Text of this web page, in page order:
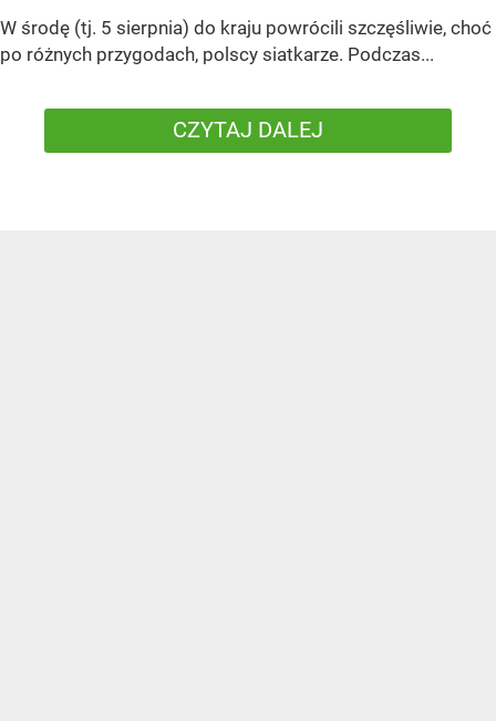
W środę (tj. 5 sierpnia) do kraju powrócili szczęśliwie, choć
po różnych przygodach, polscy siatkarze. Podczas...
CZYTAJ DALEJ